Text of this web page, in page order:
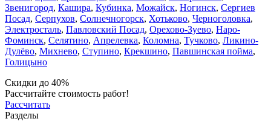
Звенигород, Кашира, Кубинка, Можайск, Ногинск, Сергиев
Посад, Серпухов, Солнечногорск, Хотьково, Черноголовка,
Электросталь, Павловский Посад, Орехово-Зуево, Наро-
Фоминск, Селятино, Апрелевка, Коломна, Тучково, Ликино-
Дулёво, Михнево, Ступино, Крекшино, Павшинская пойма,
Голицыно
Скидки до 40%
Рассчитайте стоимость работ!
Рассчитать
Разделы